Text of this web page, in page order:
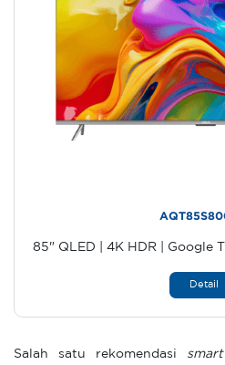
85" QLED | 4K HDR | Google
Detail
Salah satu rekomendasi